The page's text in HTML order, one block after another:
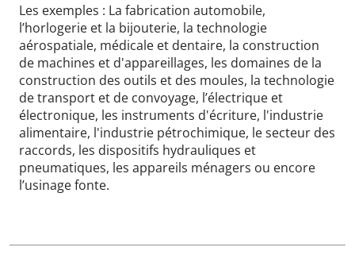
Les exemples : La fabrication automobile,
l’horlogerie et la bijouterie, la technologie
aérospatiale, médicale et dentaire, la construction
de machines et d'appareillages, les domaines de la
construction des outils et des moules, la technologie
de transport et de convoyage, l’électrique et
électronique, les instruments d'écriture, l'industrie
alimentaire, l'industrie pétrochimique, le secteur des
raccords, les dispositifs hydrauliques et
pneumatiques, les appareils ménagers ou encore
l’usinage fonte.